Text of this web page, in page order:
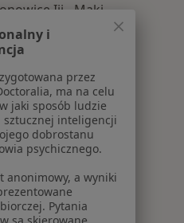
Iii - Maki
Psycholodzy w pobliżu
i
przez
ma na celu
jaki sposób ludzie
sztucznej inteligencji
dobrostanu
psychicznego.
anonimowy, a wyniki
Pytania